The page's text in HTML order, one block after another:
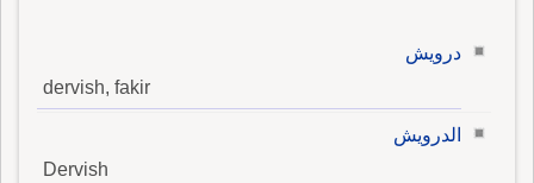
درويش
dervish, fakir
الدرويش
Dervish